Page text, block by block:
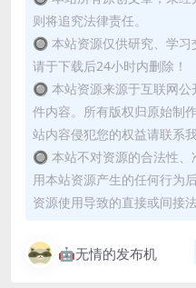
则将追究法律责任。
🔘 本站资源仅供研究、学习
请于下载后24小时内删除！
🔘 本站资源来源于互联网
件内容。所有版权归原始制
站内容侵犯您的权益请联系
🔘 本站不对资源的合法性
用本站资源产生的任何行为
资源使用导致的直接或间接法
🤖无情的发布机